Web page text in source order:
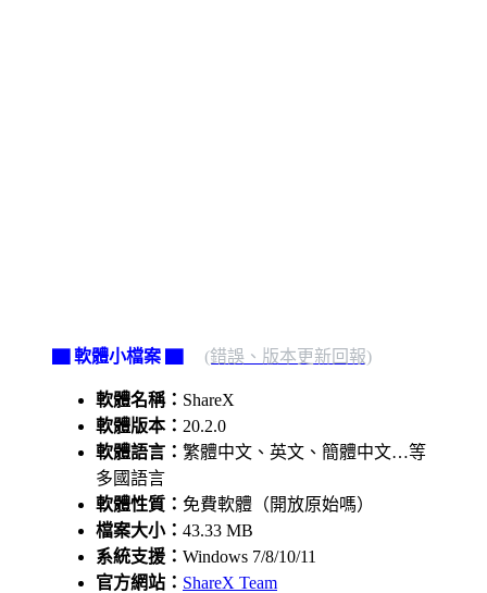
▇ 軟體小檔案 ▇ (錯誤、版本更新回報)
軟體名稱： ShareX
軟體版本： 20.2.0
軟體語言： 繁體中文、英文、簡體中文…等
多國語言
軟體性質： 免費軟體（開放原始嗎）
檔案大小： 43.33 MB
系統支援： Windows 7/8/10/11
官方網站： ShareX Team